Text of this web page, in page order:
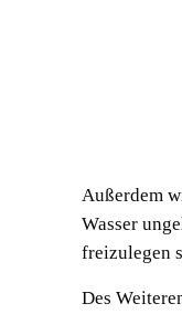
Außerdem
Wasser
freizulegen
Des